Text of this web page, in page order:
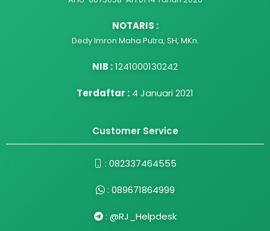
NOTARIS :
Dedy Imron Maha Putra, SH, MKn.
NIB :1241000130242
Terdaftar : 4 Januari 2021
Customer Service
: 082337464555
: 089671864999
: @RJ_Helpdesk